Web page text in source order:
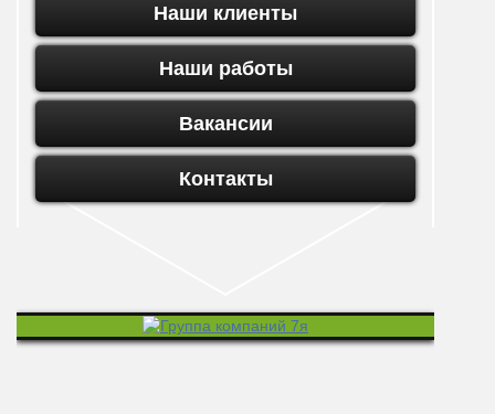
Наши клиенты
Наши работы
Вакансии
Контакты